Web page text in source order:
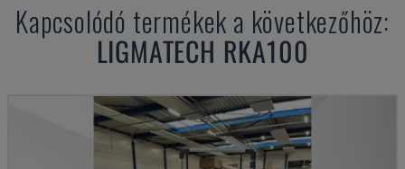
Kapcsolódó termékek a következőhöz:
LIGMATECH RKA100